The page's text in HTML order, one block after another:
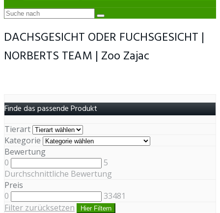
DACHSGESICHT ODER FUCHSGESICHT |
NORBERTS TEAM | Zoo Zajac
Finde das passende Produkt
Tierart
Kategorie
Bewertung
0
5
Durchschnittliche Bewertung
Preis
0
33481
Filter zurücksetzen
Hier Filtern